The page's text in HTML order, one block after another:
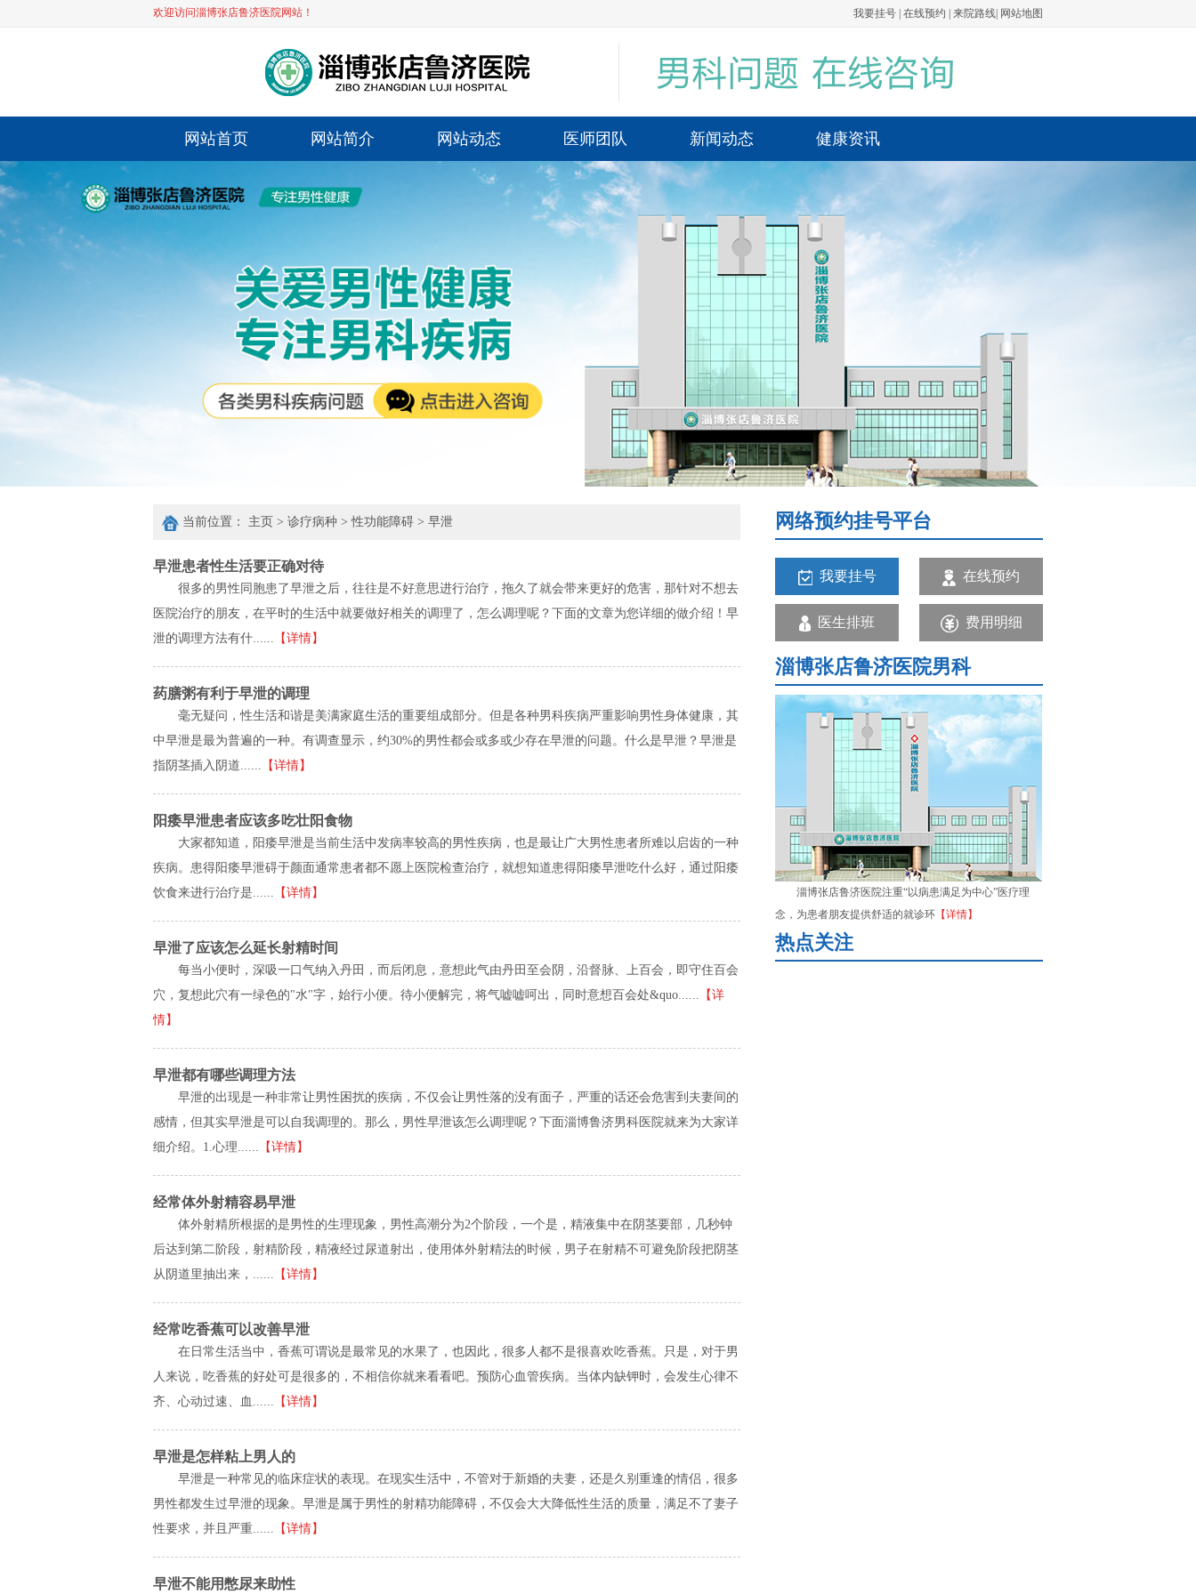
欢迎访问淄博张店鲁济医院网站！ 我要挂号 在线预约 来院路线 网站地图
网站首页 网站简介 网站动态 医师团队 新闻动态 健康资讯
当前位置： 主页 > 诊疗病种 >性功能障碍 > 早泄
早泄患者性生活要正确对待
很多的男性同胞患了早泄之后，往往是不好意思进行治疗，拖久了就会带来更好的危害，那针对不想去
医院治疗的朋友，在平时的生活中就要做好相关的调理了，怎么调理呢？下面的文章为您详细的做介绍！早
泄的调理方法有什......
【详情】
药膳粥有利于早泄的调理
毫无疑问，性生活和谐是美满家庭生活的重要组成部分。但是各种男科疾病严重影响男性身体健康，其
中早泄是最为普遍的一种。有调查显示，约30%的男性都会或多或少存在早泄的问题。什么是早泄？早泄是
指阴茎插入阴道......
【详情】
阳痿早泄患者应该多吃壮阳食物
大家都知道，阳痿早泄是当前生活中发病率较高的男性疾病，也是最让广大男性患者所难以启齿的一种
疾病。患得阳痿早泄碍于颜面通常患者都不愿上医院检查治疗，就想知道患得阳痿早泄吃什么好，通过阳痿
饮食来进行治疗是......
【详情】
早泄了应该怎么延长射精时间
每当小便时，深吸一口气纳入丹田，而后闭息，意想此气由丹田至会阴，沿督脉、上百会，即守住百会
穴，复想此穴有一绿色的"水"字，始行小便。待小便解完，将气嘘嘘呵出，同时意想百会处&quo......
【详
情】
早泄都有哪些调理方法
早泄的出现是一种非常让男性困扰的疾病，不仅会让男性落的没有面子，严重的话还会危害到夫妻间的
感情，但其实早泄是可以自我调理的。那么，男性早泄该怎么调理呢？下面淄博鲁济男科医院就来为大家详
细介绍。1.心理......
【详情】
经常体外射精容易早泄
体外射精所根据的是男性的生理现象，男性高潮分为2个阶段，一个是，精液集中在阴茎要部，几秒钟
后达到第二阶段，射精阶段，精液经过尿道射出，使用体外射精法的时候，男子在射精不可避免阶段把阴茎
从阴道里抽出来，......
【详情】
经常吃香蕉可以改善早泄
在日常生活当中，香蕉可谓说是最常见的水果了，也因此，很多人都不是很喜欢吃香蕉。只是，对于男
人来说，吃香蕉的好处可是很多的，不相信你就来看看吧。预防心血管疾病。当体内缺钾时，会发生心律不
齐、心动过速、血......
【详情】
早泄是怎样粘上男人的
早泄是一种常见的临床症状的表现。在现实生活中，不管对于新婚的夫妻，还是久别重逢的情侣，很多
男性都发生过早泄的现象。早泄是属于男性的射精功能障碍，不仅会大大降低性生活的质量，满足不了妻子
性要求，并且严重......
【详情】
早泄不能用憋尿来助性
网络预约挂号平台
我要挂号 在线预约
医生排班 费用明细
淄博张店鲁济医院男科
淄博张店鲁济医院注重“以病患满足为中心”医疗理
念，为患者朋友提供舒适的就诊环 【详情】
热点关注